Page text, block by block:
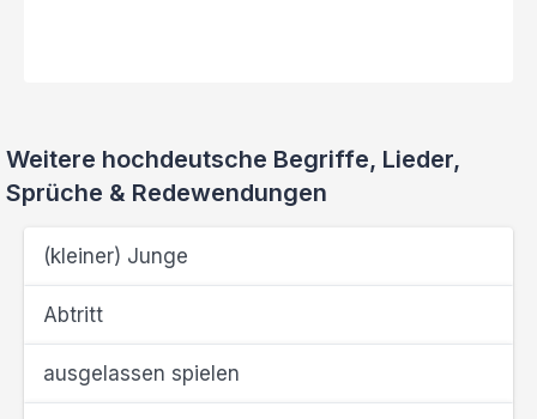
Weitere hochdeutsche Begriffe, Lieder,
Sprüche & Redewendungen
(kleiner) Junge
Abtritt
ausgelassen spielen